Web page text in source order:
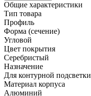
Общие характеристики
Тип товара
Профиль
Форма (сечение)
Угловой
Цвет покрытия
Серебристый
Назначение
Для контурной подсветки
Материал корпуса
Алюминий